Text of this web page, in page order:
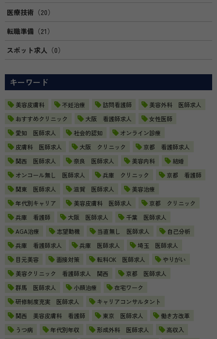
医療技術 （20）
転職準備 （21）
スポット求人 （0）
キーワード
美容皮膚科 不妊治療 訪問看護師
美容外科 医師求人
おすすめクリニック
大阪 看護師求人
女性医師
愛知 医師求人
社会的認知
オンライン診療
皮膚科 医師求人
大阪 クリニック
京都 看護師求人
関西 医師求人
奈良 医師求人 美容内科
結婚
オンコール無し 医師求人
兵庫 クリニック
京都 看護師
関東 医師求人
滋賀 医師求人
美容治療
年代別キャリア
美容皮膚科 医師求人
京都 クリニック
兵庫 看護師
大阪 医師求人
千葉 医師求人
AGA治療
志望動機 当直無し 医師求人
自己分析
兵庫 看護師求人
兵庫 医師求人
埼玉 医師求人
目元美容
面接対策 転科OK 医師求人
やりがい
美容クリニック 看護師求人 関西
京都 医師求人
群馬 医師求人
小顔治療
在宅ワーク
研修制度充実 医師求人
キャリアコンサルタント
関西 美容皮膚科 看護師
東京 医師求人
働き方改革
うつ病
年代別年収 形成外科 医師求人
高収入